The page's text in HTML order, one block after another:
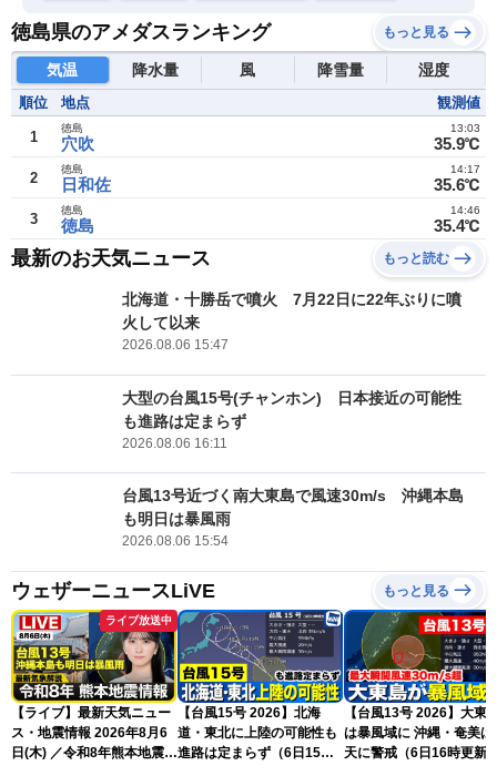
徳島県のアメダスランキング もっと見る
気温 降水量 風 降雪量 湿度
順位 地点 観測値
1 穴吹
徳島
35.9℃
13:03
2 日和佐
徳島
35.6℃
14:17
3 徳島
徳島
35.4℃
14:46
最新のお天気ニュース もっと読む
北海道・十勝岳で噴火 7月22日に22年ぶりに噴
火して以来
2026.08.06 15:47
大型の台風15号(チャンホン) 日本接近の可能性
も進路は定まらず
2026.08.06 16:11
台風13号近づく南大東島で風速30m/s 沖縄本島
も明日は暴風雨
2026.08.06 15:54
ウェザーニュースLiVE もっと見る
ライブ放送中
【ライブ】最新天気ニュー
ス・地震情報 2026年8月6
日(木) ／令和8年熊本地震情
【台風15号 2026】北海
道・東北に上陸の可能性も
進路は定まらず（6日15時
【台風13号 2026】大東
は暴風域に 沖縄・奄美は荒
天に警戒（6日16時更新